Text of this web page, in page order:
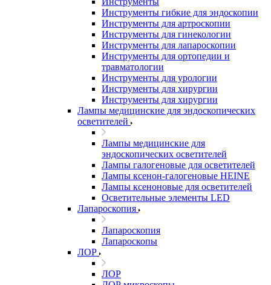
Инструменты гибкие для эндоскопии
Инструменты для артроскопии
Инструменты для гинекологии
Инструменты для лапароскопии
Инструменты для ортопедии и
травматологии
Инструменты для урологии
Инструменты для хирургии
Инструменты для хирургии
Лампы медицинские для эндоскопических
осветителей
Лампы медицинские для
эндоскопических осветителей
Лампы галогеновые для осветителей
Лампы ксенон-галогеновые HEINE
Лампы ксеноновые для осветителей
Осветительные элементы LED
Лапароскопия
Лапароскопия
Лапароскопы
ЛОР
ЛОР